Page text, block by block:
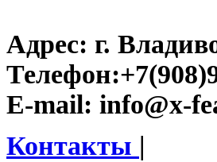
Адрес: г.
Телефон:
E-mail: info@x-
Контакты |